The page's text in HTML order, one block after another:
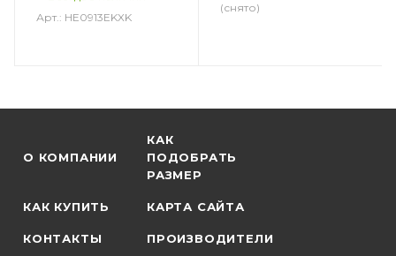
Арт.: HE0913EKXK
(снято)
О КОМПАНИИ
КАК
ПОДОБРАТЬ
РАЗМЕР
КАК КУПИТЬ КАРТА САЙТА
КОНТАКТЫ ПРОИЗВОДИТЕЛИ